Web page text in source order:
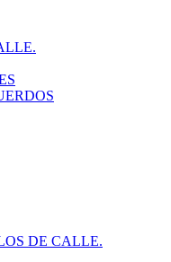
DE CALLE.